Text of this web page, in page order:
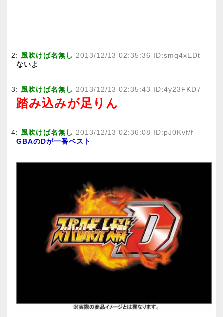
2: 風吹けば名無し 2013/12/13 02:35:36 ID:smq4xEDt
ないよ
3: 風吹けば名無し 2013/12/13 02:35:43 ID:4y23FKD7
踏み込みが足りん
4: 風吹けば名無し 2013/12/13 02:36:08 ID:pJ0Kvf/f
GBAのDが一番ベスト